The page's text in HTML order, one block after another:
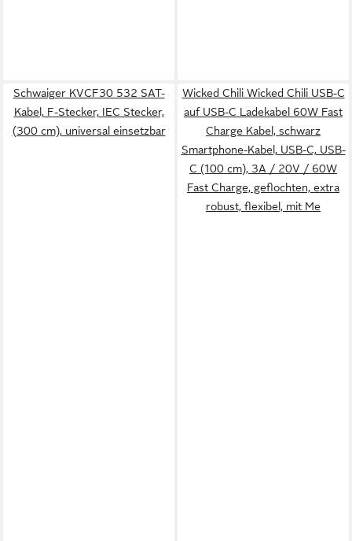
Schwaiger KVCF30 532 SAT-
Kabel, F-Stecker, IEC Stecker,
(300 cm), universal einsetzbar
Wicked Chili Wicked Chili USB-C
auf USB-C Ladekabel 60W Fast
Charge Kabel, schwarz
Smartphone-Kabel, USB-C, USB-
C (100 cm), 3A / 20V / 60W
Fast Charge, geflochten, extra
robust, flexibel, mit Me